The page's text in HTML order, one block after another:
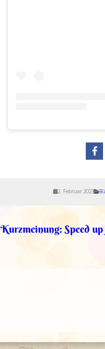
2. Februar 2023
Kurzmeinung: Speed